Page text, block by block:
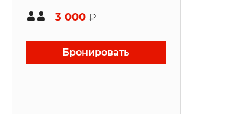
3 000 ₽
Бронировать